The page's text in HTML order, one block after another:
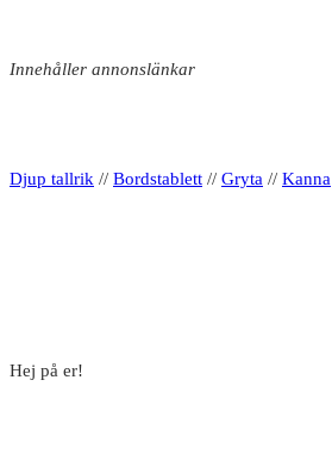
Innehåller annonslänkar
Djup tallrik // Bordstablett // Gryta // Kanna
Hej på er!